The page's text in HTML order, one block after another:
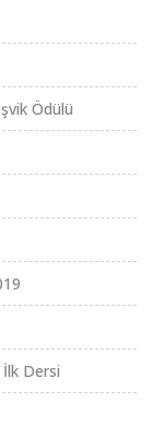
Ödülü
Dersi